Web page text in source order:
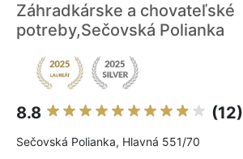
Záhradkárske a chovateľské
potreby,Sečovská Polianka
8.8 (12)
Sečovská Polianka, Hlavná 551/70